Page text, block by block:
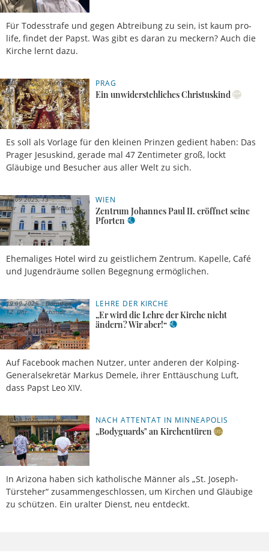
Für Todesstrafe und gegen Abtreibung zu sein, ist kaum pro-
life, findet der Papst. Was gibt es daran zu meckern? Auch die
Kirche lernt dazu.
PRAG
Ein unwiderstehliches Christuskind
Es soll als Vorlage für den kleinen Prinzen gedient haben: Das
Prager Jesuskind, gerade mal 47 Zentimeter groß, lockt
Gläubige und Besucher aus aller Welt zu sich.
24.09.2025,
07 Uhr
Andreas
Drouve
WIEN
Zentrum Johannes Paul II. eröffnet seine
Pforten
Ehemaliges Hotel wird zu geistlichem Zentrum. Kapelle, Café
und Jugendräume sollen Begegnung ermöglichen.
25.09.2025, 13
Uhr
Meldung
LEHRE DER KIRCHE
„Er wird die Lehre der Kirche nicht
ändern? Wir aber!“
Auf Facebook machen Nutzer, unter anderen der Kolping-
Generalsekretär Markus Demele, ihrer Enttäuschung Luft,
dass Papst Leo XIV.
19.09.2025,
12 Uhr
Dorothea
Schmidt
NACH ATTENTAT IN MINNEAPOLIS
„Bodyguards" an Kirchentüren
In Arizona haben sich katholische Männer als „St. Joseph-
Türsteher“ zusammengeschlossen, um Kirchen und Gläubige
zu schützen. Ein uralter Dienst, neu entdeckt.
30.08.2025,
17 Uhr
José
García